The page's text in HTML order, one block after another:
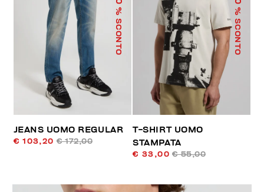
% SCONTO
JEANS UOMO REGULAR
€ 103,20 € 172,00
% SCONTO
T-SHIRT UOMO
STAMPATA
€ 33,00 € 55,00